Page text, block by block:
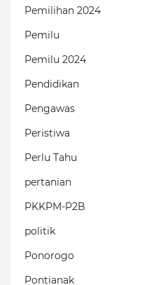
Pemilihan 2024
Pemilu
Pemilu 2024
Pendidikan
Pengawas
Peristiwa
Perlu Tahu
pertanian
PKKPM-P2B
politik
Ponorogo
Pontianak